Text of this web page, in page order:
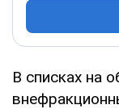
В списках на